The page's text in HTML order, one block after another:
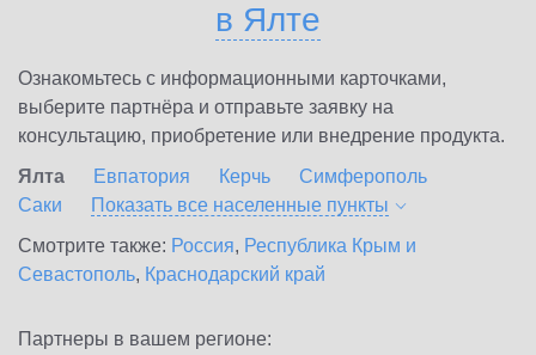
в Ялте
Ознакомьтесь с информационными карточками,
выберите партнёра и отправьте заявку на
консультацию, приобретение или внедрение продукта.
Ялта
Евпатория Керчь
Симферополь
Саки
Показать все населенные пункты
Смотрите также: Россия, Республика Крым и
Севастополь, Краснодарский край
Партнеры в вашем регионе: